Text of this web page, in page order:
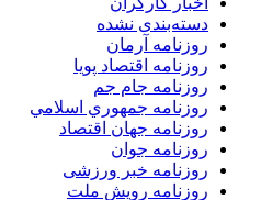
دسته‌بندی نشده
روزنامه آرمان
روزنامه اقتصاد پویا
روزنامه جام جم
روزنامه جمهوري اسلامي
روزنامه جهان اقتصاد
روزنامه جوان
روزنامه خبر ورزشى
روزنامه رویش ملت